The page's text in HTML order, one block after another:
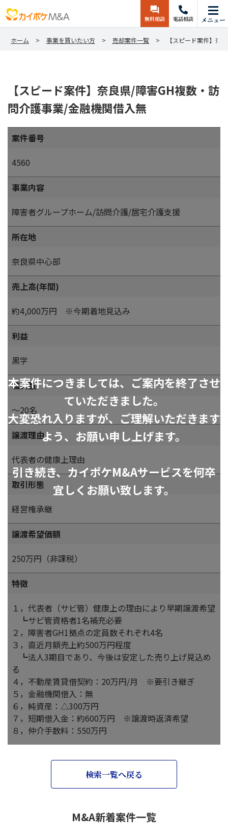
無料相談 電話相談 メニュー
ホーム 事業を買いたい方 売却案件一覧 【スピード案件】奈
【スピード案件】奈良県/障害GH複数・訪
問介護事業/金融機関借入無
本案件につきましては、ご案内を終了させ
ていただきました。
大変恐れ入りますが、ご理解いただきます
よう、お願い申し上げます。
引き続き、カイポケM&Aサービスを何卒
宜しくお願い致します。
案件番号
4560
事業内容
障害者グループホーム/訪問介護/居宅介護支援
所在地
奈良県中心部
売上高(年間)
約4,000万円 ※今期着地見込み
利益
黒字
職員数
～20名
譲渡理由
代表者の健康上理由
取引形態
経営権承継
譲渡希望価額
250万円（非課税）
特徴
１，代表者（サビ管）健康上の理由により早期譲渡希望
┗サビ管資格者1名補充必要
２，障害者GH1拠点の定員数それぞれ4名
３，直近月額売上約500万円程度
┗法人3期目であり、今後は安定した売り上げ見込め
る
４，不動産賃貸借契約：20万円/月 ※要引き継ぎ
５，金融機関借入：無
６，純資産：△300万円
７，短期借入金：約600万円 ※譲渡時返済希望
８，仲介手数料：550万円
検索一覧へ戻る
M&A新着案件一覧